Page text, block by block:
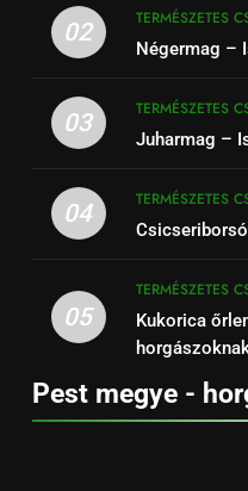
02
TERMÉSZETES
Négermag –
03
TERMÉSZETES
Juharmag –
04
TERMÉSZETES
05
TERMÉSZETES
Kukorica
Pest megye -